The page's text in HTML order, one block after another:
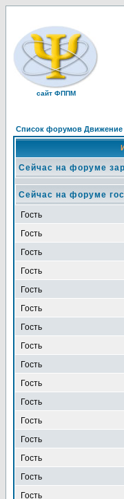
сайт ФППМ
Список форумов Движение
Сейчас на форуме
Сейчас на форуме
Гость
Гость
Гость
Гость
Гость
Гость
Гость
Гость
Гость
Гость
Гость
Гость
Гость
Гость
Гость
Гость